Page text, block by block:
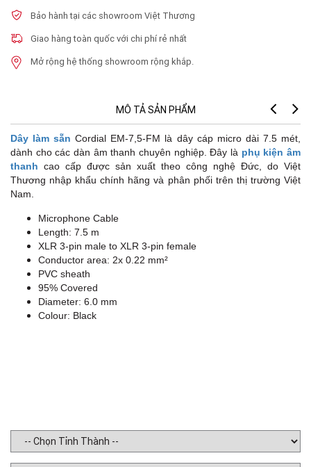
Bảo hành tại các showroom Việt Thương
Giao hàng toàn quốc với chi phí rẻ nhất
Mở rộng hệ thống showroom rộng khắp.
MÔ TẢ SẢN PHẨM
Dây làm sẵn Cordial EM-7,5-FM là dây cáp micro dài 7.5 mét,
dành cho các dàn âm thanh chuyên nghiệp. Đây là phụ kiện âm
thanh cao cấp được sản xuất theo công nghệ Đức, do Việt
Thương nhập khẩu chính hãng và phân phối trên thị trường Việt
Nam.
Microphone Cable
Length: 7.5 m
XLR 3-pin male to XLR 3-pin female
Conductor area: 2x 0.22 mm²
PVC sheath
95% Covered
Diameter: 6.0 mm
Colour: Black